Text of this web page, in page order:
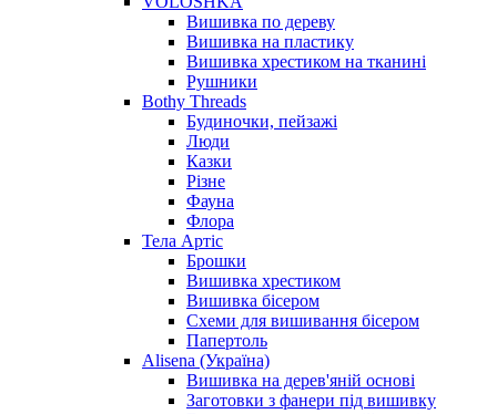
Вишивка по дереву
Вишивка на пластику
Вишивка хрестиком на тканині
Рушники
Bothy Threads
Будиночки, пейзажі
Люди
Казки
Різне
Фауна
Флора
Тела Артіс
Брошки
Вишивка хрестиком
Вишивка бісером
Схеми для вишивання бісером
Папертоль
Alisena (Україна)
Вишивка на дерев'яній основі
Заготовки з фанери під вишивку